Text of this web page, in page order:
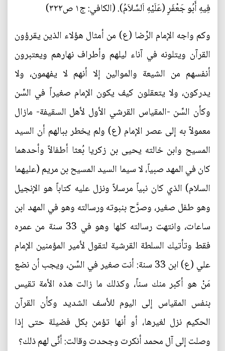
فِيهِ أَبُو جَعْفَرٍ (عَلَيْهِ اَلسَّلاَمُ). (الکافي: ج۱ ص۳۲۲)
وكم واجه الإمام الرِّضا (ع) من أمثال هؤلاء الذين يقرؤون
القرآن ويتلونه في آناء ليلهم وأطراف نهارهم ويعتبرون
أنفسهم من الشيعة والموالين إلا أنهم لا يفهمون، ولا
يدركون، ولا يتعقلون كيف يكون الإمام صغيراً في السِّن
وكأن السِّن -المقياس القرشي الأول لأهل السقيفة- مازال
معمولاً به إلى عصر الإمام (ع) ولم يخطر ببالهم أن السيد
المسيح وابن خالته يحيى بن زكريا بُعثا أطفالاً وأحدهما
كان في المهد صبياً، لا سيما السيد المسيح بن مريم (عليهما
السلام) الذي كان نبياً مرسلاً ونزل عليه كتاباً هو الإنجيل
وهو طفل صغير، وصرَّح بنبوته ورسالته وهو في المهد ابن
ساعات، وانتهت رسالته كلها وهو في 33 سنة من عمره
فقط وتأتيك السلطة القرشية لتقول لأمير المؤمنين الإمام
علي (ع) ابن 33 سنة: أنت صغير في السِّن، ويجب أن نضع
مَنْ هو أكبر منك سناً، وكذلك ما زالت هذه الأمة تقيس
بنفس المقياس إلى اليوم للأسف الشديد وكأن القرآن
الحكيم نزل لغيرها، أو أنها تؤمن بكل فضيلة حتى إذا
وصلت إلى آل محمد أنكرت وجحدت وقالت: أنَّى لهم ذلك؟